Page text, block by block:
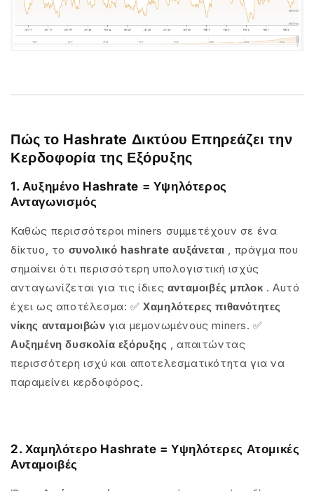
Πώς το Hashrate Δικτύου Επηρεάζει την
Κερδοφορία της Εξόρυξης
1. Αυξημένο Hashrate = Υψηλότερος
Ανταγωνισμός
Καθώς περισσότεροι miners συμμετέχουν σε ένα
δίκτυο, το συνολικό hashrate αυξάνεται , πράγμα που
σημαίνει ότι περισσότερη υπολογιστική ισχύς
ανταγωνίζεται για τις ίδιες ανταμοιβές μπλοκ . Αυτό
έχει ως αποτέλεσμα: ✅Χαμηλότερες πιθανότητες
νίκης ανταμοιβών για μεμονωμένους miners.✅
Αυξημένη δυσκολία εξόρυξης , απαιτώντας
περισσότερη ισχύ και αποτελεσματικότητα για να
παραμείνει κερδοφόρος.
2. Χαμηλότερο Hashrate = Υψηλότερες Ατομικές
Ανταμοιβές